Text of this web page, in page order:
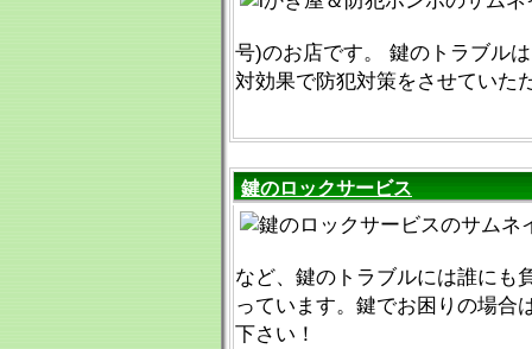
号)のお店です。 鍵のトラブル
対効果で防犯対策をさせていた
鍵のロックサービス
など、鍵のトラブルには誰にも
っています。鍵でお困りの場合
下さい！